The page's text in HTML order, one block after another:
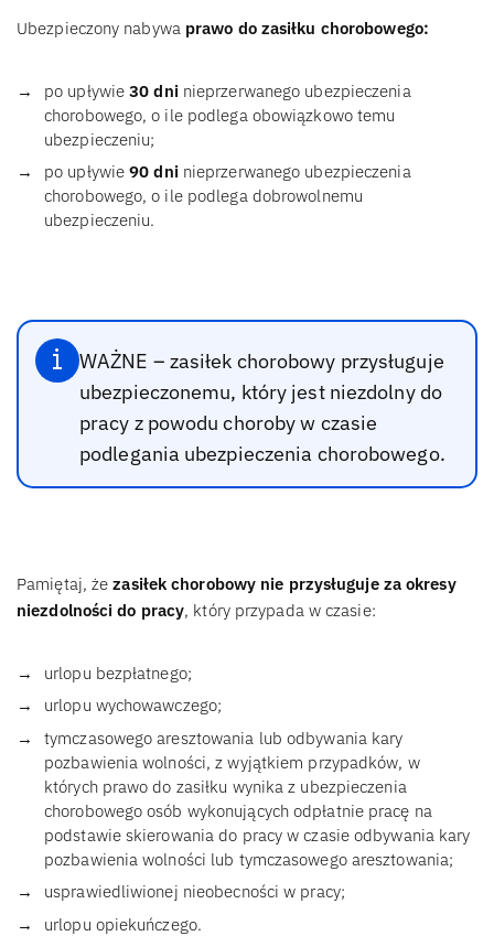
Ubezpieczony nabywa prawo do zasiłku chorobowego:
po upływie30 dni nieprzerwanego ubezpieczenia
chorobowego, o ile podlega obowiązkowo temu
ubezpieczeniu;
po upływie 90 dninieprzerwanego ubezpieczenia
chorobowego, o ile podlega dobrowolnemu
ubezpieczeniu.
WAŻNE – zasiłek chorobowy przysługuje
ubezpieczonemu, który jest niezdolny do
pracy z powodu choroby w czasie
podlegania ubezpieczenia chorobowego.
Pamiętaj, żezasiłek chorobowy nie przysługuje za okresy
niezdolności do pracy, który przypada w czasie:
urlopu bezpłatnego;
urlopu wychowawczego;
tymczasowego aresztowania lub odbywania kary
pozbawienia wolności, z wyjątkiem przypadków, w
których prawo do zasiłku wynika z ubezpieczenia
chorobowego osób wykonujących odpłatnie pracę na
podstawie skierowania do pracy w czasie odbywania kary
pozbawienia wolności lub tymczasowego aresztowania;
usprawiedliwionej nieobecności w pracy;
urlopu opiekuńczego.